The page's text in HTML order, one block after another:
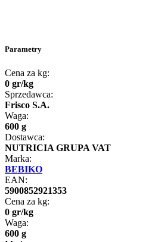
Parametry
Cena za kg:
0 gr/kg
Sprzedawca:
Frisco S.A.
Waga:
600 g
Dostawca:
NUTRICIA GRUPA VAT
Marka:
BEBIKO
EAN:
5900852921353
Cena za kg:
0 gr/kg
Waga:
600 g